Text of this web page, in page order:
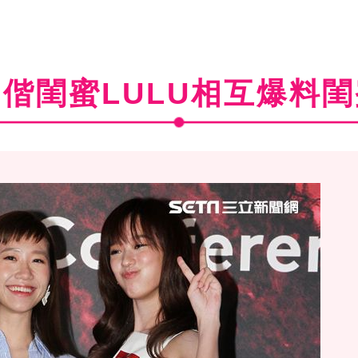
閨蜜LULU相互爆料